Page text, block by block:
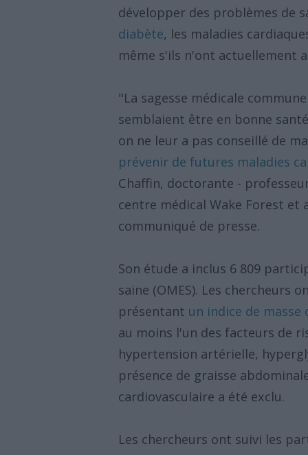
développer des problèmes de
diabète, les maladies
même s'ils n'ont actuellement
"La sagesse médicale
semblaient être en bonne
on ne leur a pas conseillé de
prévenir de futures maladies
Chaffin, doctorante -
centre médical Wake Forest
communiqué de presse.
Son étude a inclus 6 809
saine (OMES). Les chercheurs
présentant un indice de
au moins l'un des facteurs de
hypertension artérielle,
présence de graisse
cardiovasculaire a été exclu.
Les chercheurs ont suivi les